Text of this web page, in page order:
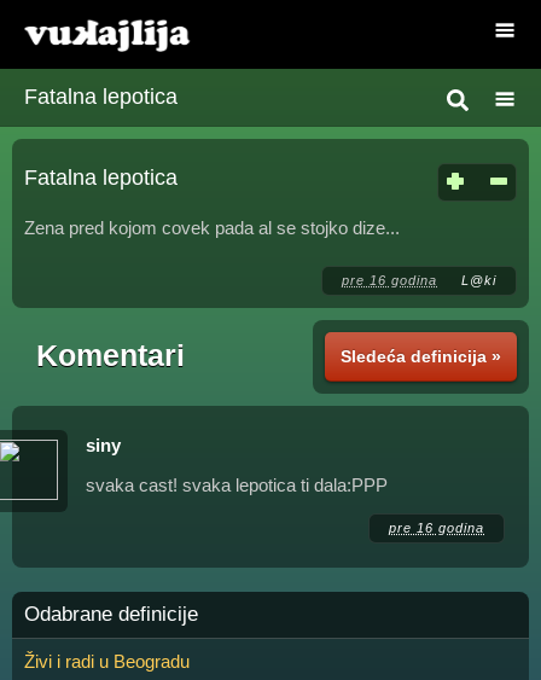
Fatalna lepotica
Fatalna lepotica
Zena pred kojom covek pada al se stojko dize...
pre 16 godina L@ki
Sledeća definicija »
Komentari
siny
svaka cast! svaka lepotica ti dala:PPP
pre 16 godina
Odabrane definicije
Živi i radi u Beogradu